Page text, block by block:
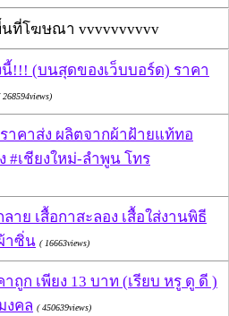
นที่โฆษณา vvvvvvvvvv
!!! (บนสุดของเว็บบอร์ด) ราคา
268594views)
าคาส่ง ผลิตจากผ้าฝ้ายแท้ทอ
#เชียงใหม่-ลำพูน โทร
าย เสื้อกาสะลอง เสื้อใส่งานพิธี
าซิ่น ( 16663views)
ถูก เพียง 13 บาท (เรียบ หรู ดู ดี )
งคล ( 450639views)